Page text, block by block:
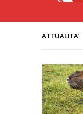
ATTUALITA’